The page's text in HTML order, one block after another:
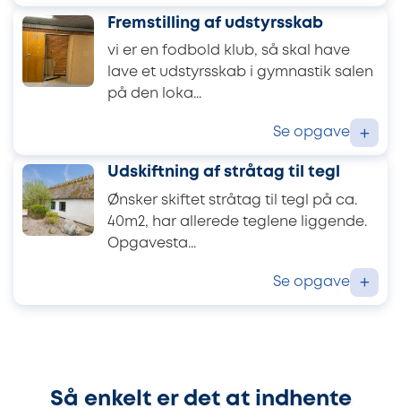
Fremstilling af udstyrsskab
vi er en fodbold klub, så skal have
lave et udstyrsskab i gymnastik salen
på den loka...
Se opgave +
Udskiftning af stråtag til tegl
Ønsker skiftet stråtag til tegl på ca.
40m2, har allerede teglene liggende.
Opgavesta...
Se opgave +
Så enkelt er det at indhente